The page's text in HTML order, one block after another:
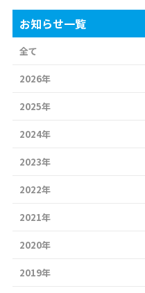
お知らせ一覧
全て
2026年
2025年
2024年
2023年
2022年
2021年
2020年
2019年